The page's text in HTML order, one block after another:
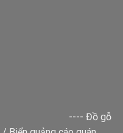
---- Đồ gỗ